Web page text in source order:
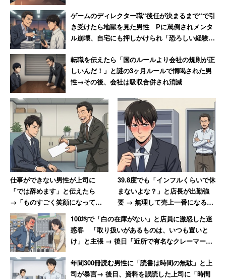
ゲームのディレクター職“後任が決まるまで“で引
き受けたら地獄を見た男性 Pに罵倒されメンタ
ル崩壊、自宅にも押しかけられ「恐ろしい経験で
転職を伝えたら「国のルールより会社の規則が正
しいんだ！」と謎の3ヶ月ルールで恫喝された男
性→その後、会社は吸収合併され消滅
仕事ができない男性が上司に
「では辞めます」と伝えたら
→「ものすごく笑顔になって、
その場で退職届を書かされまし
た」
39.8度でも「インフルくらいで休
まないよな？」と店長が出勤強
要 → 無理して売上一番になると
「ずっとインフルでいいんじゃ
ないか？」と言われて激怒した
男性
100均で「白の在庫がない」と店員に激怒した迷
惑客 「取り扱いがあるものは、いつも置いと
け」と主張 → 後日「近所で有名なクレーマー」
年間300冊読む男性に「読書は時間の無駄」と上
司が暴言→ 後日、資料を誤読した上司に「時間